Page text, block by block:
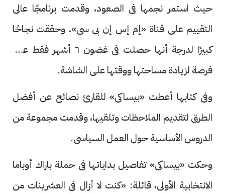
حيث استمر نجمها فى الصعود، وقدمت برنامجًا عالى
التقييم على قناة «إم إس إن بى سى»، وحققت نجاحًا
كبيرًا لدرجة أنها حصلت فى غضون ٦ أشهر فقط على
فرصة لزيادة مساحتها ووقتها على الشاشة.
وفى كتابها أعطت «بيساكى» للقارئ نصائح عن أفضل
الطرق لتقديم الملاحظات وتلقيها، وقدمت مجموعة من
الدروس الأساسية حول العمل السياسى.
وحكت «بيساكى» تفاصيل بداياتها فى حملة باراك أوباما
الانتخابية الأولى، قائلة: «كنت لا أزال فى العشرينات من